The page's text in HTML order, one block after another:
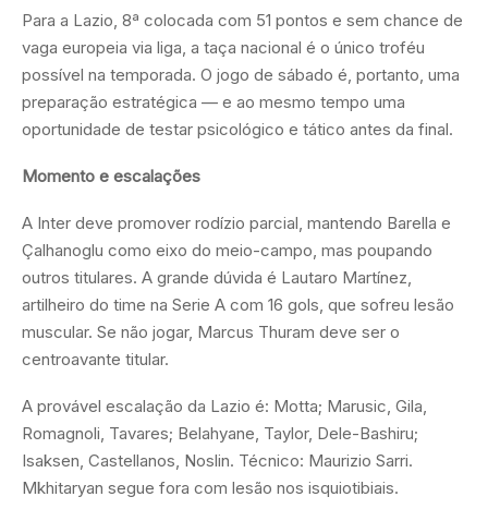
Para a Lazio, 8ª colocada com 51 pontos e sem chance de
vaga europeia via liga, a taça nacional é o único troféu
possível na temporada. O jogo de sábado é, portanto, uma
preparação estratégica — e ao mesmo tempo uma
oportunidade de testar psicológico e tático antes da final.
Momento e escalações
A Inter deve promover rodízio parcial, mantendo Barella e
Çalhanoglu como eixo do meio-campo, mas poupando
outros titulares. A grande dúvida é Lautaro Martínez,
artilheiro do time na Serie A com 16 gols, que sofreu lesão
muscular. Se não jogar, Marcus Thuram deve ser o
centroavante titular.
A provável escalação da Lazio é: Motta; Marusic, Gila,
Romagnoli, Tavares; Belahyane, Taylor, Dele-Bashiru;
Isaksen, Castellanos, Noslin. Técnico: Maurizio Sarri.
Mkhitaryan segue fora com lesão nos isquiotibiais.